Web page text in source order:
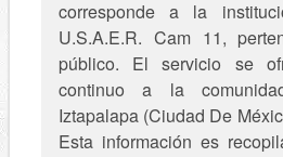
corresponde a la
U.S.A.E.R. Cam 11,
público. El servicio se
continuo a la
Iztapalapa (Ciudad De
Esta información es